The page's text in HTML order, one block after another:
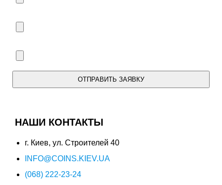
ОТПРАВИТЬ ЗАЯВКУ
НАШИ КОНТАКТЫ
г. Киев, ул. Строителей 40
INFO@COINS.KIEV.UA
(068) 222-23-24